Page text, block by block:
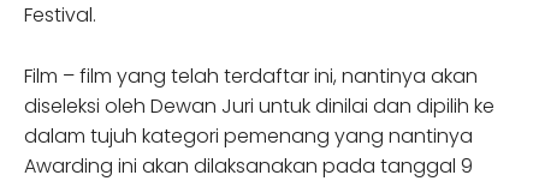
Festival.
Film – film yang telah terdaftar ini, nantinya akan
diseleksi oleh Dewan Juri untuk dinilai dan dipilih ke
dalam tujuh kategori pemenang yang nantinya
Awarding ini akan dilaksanakan pada tanggal 9